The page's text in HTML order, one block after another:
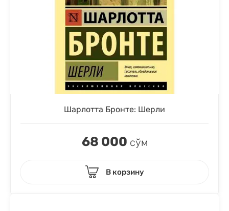
Шарлотта Бронте: Шерли
68 000 сўм
В корзину